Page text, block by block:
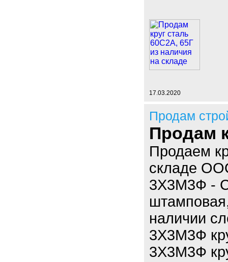
17.03.2020
Продам
Продам
Продаем
складе
3Х3М3Ф -
наличии
3Х3М3Ф
3Х3М3Ф